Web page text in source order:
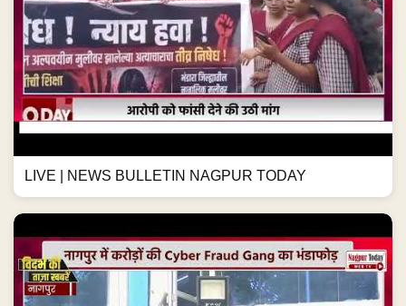
LIVE | NEWS BULLETIN NAGPUR TODAY